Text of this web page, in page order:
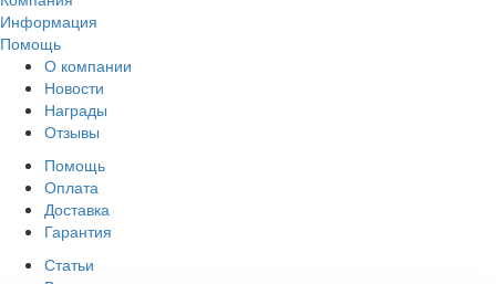
Информация
Помощь
О компании
Новости
Награды
Отзывы
Помощь
Оплата
Доставка
Гарантия
Статьи